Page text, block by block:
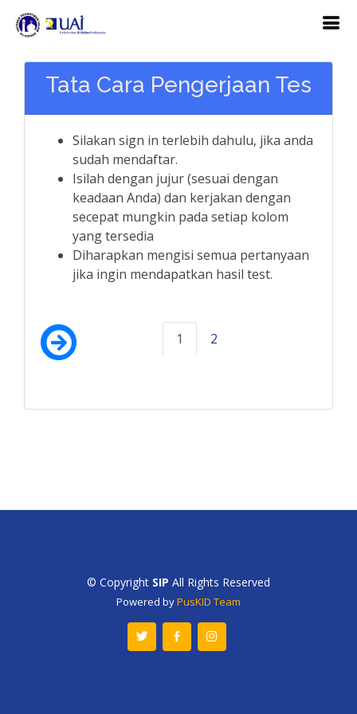
Tata Cara Pengerjaan Tes
Silakan sign in terlebih dahulu, jika anda
sudah mendaftar.
Isilah dengan jujur (sesuai dengan
keadaan Anda) dan kerjakan dengan
secepat mungkin pada setiap kolom
yang tersedia
Diharapkan mengisi semua pertanyaan
jika ingin mendapatkan hasil test.
1 2
© Copyright SIP All Rights Reserved
Powered byPusKID Team